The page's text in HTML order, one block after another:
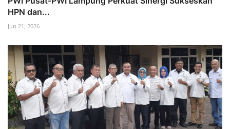
HPN dan...
Jun 21, 2026